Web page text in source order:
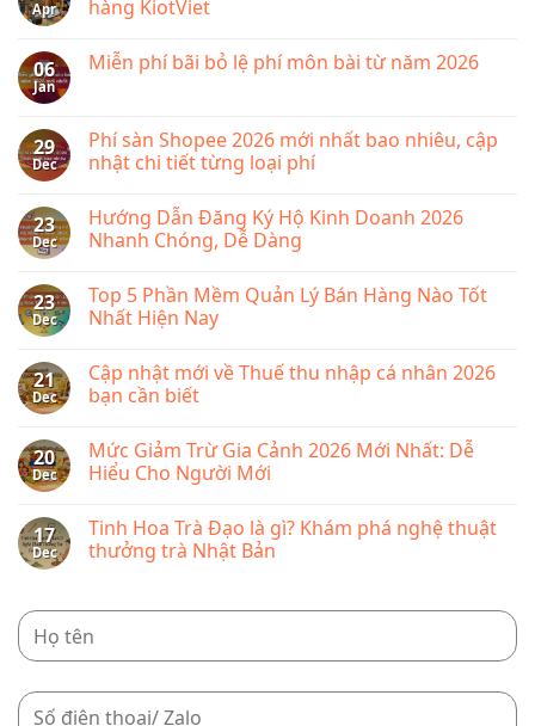
chạy
hiệu
5
mềm
tính
cho
mọi
doanh
Apr
hàng KiotViet
Comments
on
hiểu
phần
mềm
bán
hàng
KiotViet
06
Jan
Miễn phí bãi bỏ lệ phí môn bài từ năm 2026
Miễn
phí
bãi
phí
môn
bài
2026
29
Dec
Phí sàn Shopee 2026 mới nhất bao nhiêu, cập
nhật chi tiết từng loại phí
on
Phí
sàn
mới
nhất
bao
nhật
chi
tiết
phí
23
Dec
Hướng Dẫn Đăng Ký Hộ Kinh Doanh 2026
Nhanh Chóng, Dễ Dàng
on
Hướng
Dẫn
Hộ
Kinh
Doanh
Chóng,
Dễ
Dàng
23
Dec
Top 5 Phần Mềm Quản Lý Bán Hàng Nào Tốt
Nhất Hiện Nay
on
Top
5
Quản
Lý
Bán
Tốt
Nhất
Hiện
21
Dec
Cập nhật mới về Thuế thu nhập cá nhân 2026
bạn cần biết
on
Cập
nhật
Thuế
thu
nhập
2026
cần
20
Dec
Mức Giảm Trừ Gia Cảnh 2026 Mới Nhất: Dễ
Hiểu Cho Người Mới
on
Mức
Giảm
Cảnh
Mới
Người
17
Dec
Tinh Hoa Trà Đạo là gì? Khám phá nghệ thuật
thưởng trà Nhật Bản
on
Hoa
Khám